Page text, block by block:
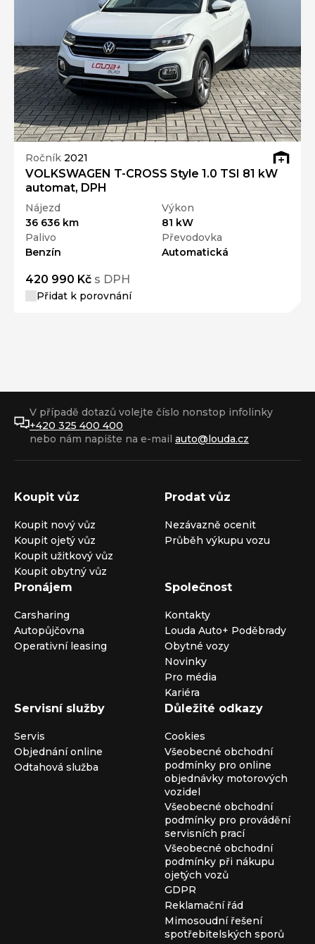
Ročník 2021
VOLKSWAGEN T-CROSS Style 1.0 TSI 81 kW
automat, DPH
Nájezd
36 636 km
Výkon
81 kW
Palivo
Benzín
Převodovka
Automatická
420 990 Kč s DPH
Přidat k porovnání
V případě dotazů volejte číslo nonstop infolinky
+420 325 400 400
nebo nám napište na e-mail auto@louda.cz
Koupit vůz
Koupit nový vůz
Koupit ojetý vůz
Koupit užitkový vůz
Koupit obytný vůz
Prodat vůz
Nezávazně ocenit
Průběh výkupu vozu
Pronájem
Carsharing
Autopůjčovna
Operativní leasing
Společnost
Kontakty
Louda Auto+ Poděbrady
Obytné vozy
Novinky
Pro média
Kariéra
Servisní služby
Servis
Objednání online
Odtahová služba
Důležité odkazy
Cookies
Všeobecné obchodní
podmínky pro online
objednávky motorových
vozidel
Všeobecné obchodní
podmínky pro provádění
servisních prací
Všeobecné obchodní
podmínky při nákupu
ojetých vozů
GDPR
Reklamační řád
Mimosoudní řešení
spotřebitelských sporů